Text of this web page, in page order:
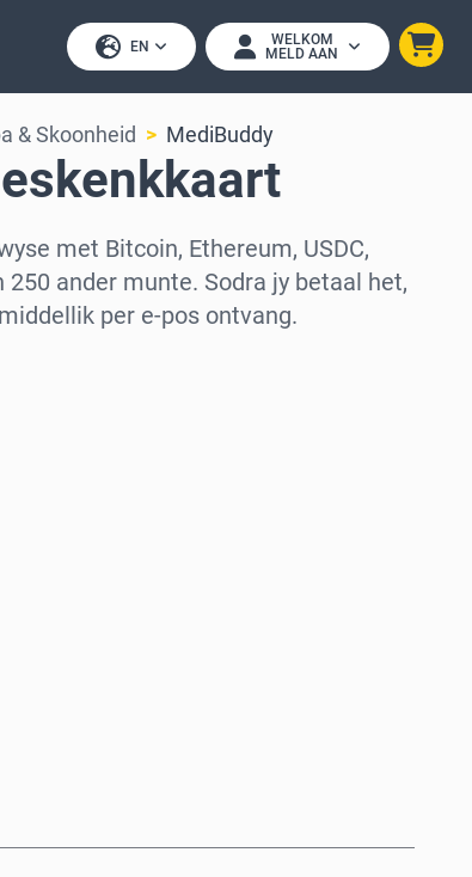
EN
WELKOM
MELD AAN
& Skoonheid MediBuddy
met Bitcoin, Ethereum, USDC,
250 ander munte. Sodra jy betaal het,
per e-pos ontvang.